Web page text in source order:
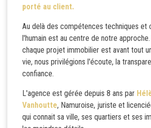
porté au client.
Au delà des compétences techniques et
l'humain est au centre de notre
chaque projet immobilier est avant tout
vie, nous privilégions l'écoute, la
confiance.
L'agence est gérée depuis 8 ans par
Vanhoutte, Namuroise, juriste et
qui connait sa ville, ses quartiers et ses